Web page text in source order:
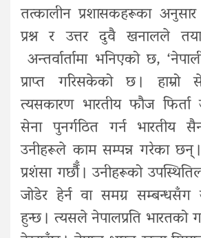
तत्कालीन प्रशासकहरूका अनुसार
प्रश्न र उत्तर दुवै खनालले
अन्तर्वार्तामा भनिएको छ,
प्राप्त गरिसकेको छ ।
त्यसकारण भारतीय फौज फिर्ता
सेना पुनर्गठित गर्न भारतीय
उनीहरूले काम सम्पन्न गरेका छन्
प्रशंसा गर्छौँ । उनीहरूको
जोडेर हेर्न वा समग्र
हुन्छ । त्यसले नेपालप्रति